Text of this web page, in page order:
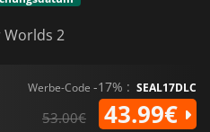
Worlds 2
Werbe-Code -17% : SEAL17DLC
53.00€ 43.99€